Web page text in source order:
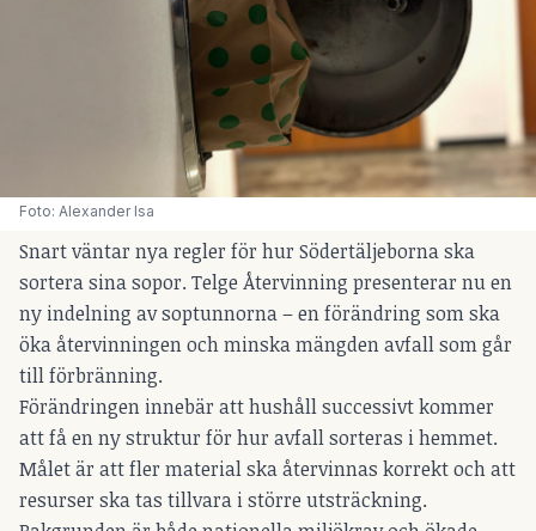
Foto: Alexander Isa
Snart väntar nya regler för hur Södertäljeborna ska
sortera sina sopor. Telge Återvinning presenterar nu en
ny indelning av soptunnorna – en förändring som ska
öka återvinningen och minska mängden avfall som går
till förbränning.
Förändringen innebär att hushåll successivt kommer
att få en ny struktur för hur avfall sorteras i hemmet.
Målet är att fler material ska återvinnas korrekt och att
resurser ska tas tillvara i större utsträckning.